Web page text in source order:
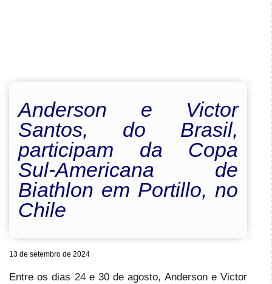
Anderson e Victor
Santos, do Brasil,
participam da Copa
Sul-Americana de
Biathlon em Portillo, no
Chile
13 de setembro de 2024
Entre os dias 24 e 30 de agosto, Anderson e Victor